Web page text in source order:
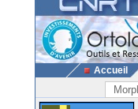
Accueil